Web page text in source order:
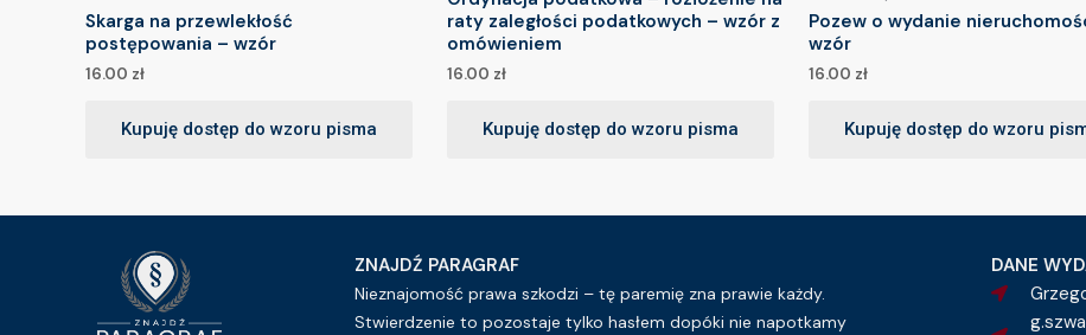
Skarga na przewlekłość
postępowania – wzór
16.00 zł
Kupuję dostęp do wzoru pisma
raty zaległości podatkowych – wzór z
omówieniem
16.00 zł
Kupuję dostęp do wzoru pisma
Pozew o wydanie
wzór
16.00 zł
Kupuję dostęp do wzoru
ZNAJDŹ PARAGRAF
Nieznajomość prawa szkodzi – tę paremię zna prawie każdy.
Stwierdzenie to pozostaje tylko hasłem dopóki nie napotkamy
DANE